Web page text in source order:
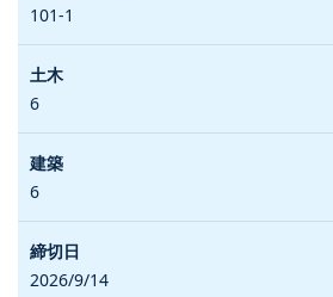
101-1
6
6
2026/9/14